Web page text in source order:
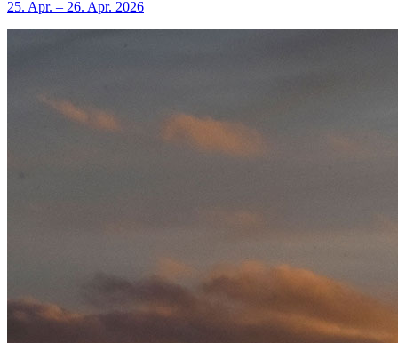
25. Apr. – 26. Apr. 2026